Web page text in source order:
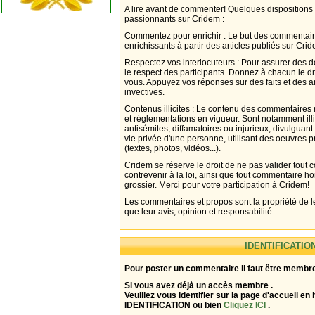
A lire avant de commenter! Quelques
passionnants sur Cridem :
Commentez pour enrichir : Le but des
enrichissants à partir des articles publiés sur
Respectez vos interlocuteurs : Pour assurer des
le respect des participants. Donnez à chacun le
vous. Appuyez vos réponses sur des faits et des
invectives.
Contenus illicites : Le contenu des
et réglementations en vigueur. Sont notamment
antisémites, diffamatoires ou injurieux,
vie privée d'une personne, utilisant des oeuvres
(textes, photos, vidéos...).
Cridem se réserve le droit de ne pas valider tout
contrevenir à la loi, ainsi que tout commentaire
grossier. Merci pour votre participation à Cridem!
Les commentaires et propos sont la propriété de
que leur avis, opinion et responsabilité.
Pour poster un commentaire il faut être
Si vous avez déjà un accès membre .
Veuillez vous identifier sur la page d'accueil en
IDENTIFICATION ou bien Cliquez ICI .